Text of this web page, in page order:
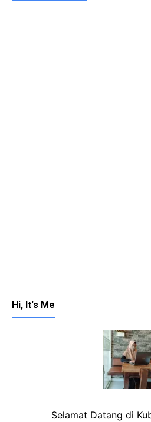
Hi, It's Me
Selamat Datang di